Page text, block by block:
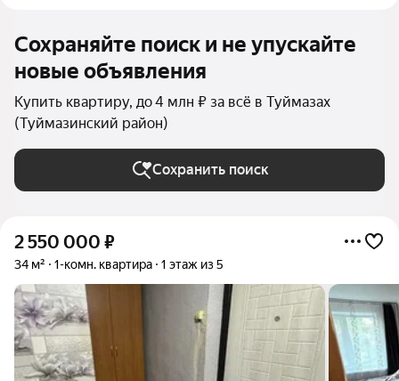
Сохраняйте поиск и не упускайте
новые объявления
Купить квартиру, до 4 млн ₽ за всё в Туймазах
(Туймазинский район)
Сохранить поиск
2 550 000 ₽
34 м² 1-комн. квартира 1 этаж из 5